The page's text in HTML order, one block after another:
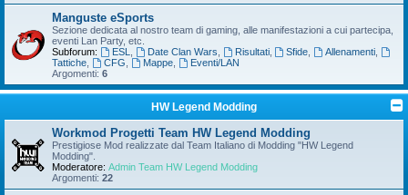
Manguste eSports
Sezione dedicata al nostro team di gaming, alle manifestazioni a cui partecipa,
eventi Lan Party, etc.
Subforum:
ESL Date Clan Wars Risultati, Sfide Allenamenti
Tattiche
CFG Mappe,
Eventi/LAN
Argomenti: 6
HW Legend Modding
Workmod Progetti Team HW Legend Modding
Prestigiose Mod realizzate dal Team Italiano di Modding "HW Legend
Modding".
Moderatore: Admin Team HW Legend Modding
Argomenti: 22